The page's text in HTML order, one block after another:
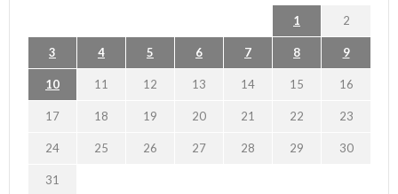
1 2
3 4 5 6 7 8 9
10 11 12 13 14 15 16
17 18 19 20 21 22 23
24 25 26 27 28 29 30
31